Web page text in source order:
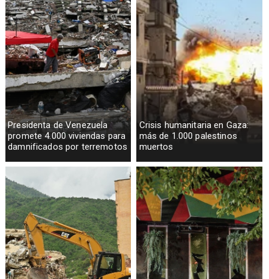
Presidenta de Venezuela
promete 4.000 viviendas para
damnificados por terremotos
Crisis humanitaria en Gaza:
más de 1.000 palestinos
muertos